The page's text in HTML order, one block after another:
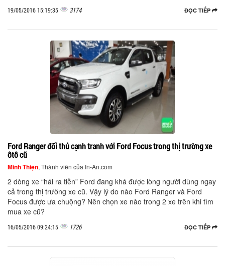
ĐỌC TIẾP
19/05/2016 15:19:35 3174
Ford Ranger đối thủ cạnh tranh với Ford Focus trong thị trường xe
ôtô cũ
Minh Thiện, Thành viên của In-An.com
2 dòng xe “hái ra tiền” Ford đang khá được lòng người dùng ngay
cả trong thị trường xe cũ. Vậy lý do nào Ford Ranger và Ford
Focus được ưa chuộng? Nên chọn xe nào trong 2 xe trên khi tìm
mua xe cũ?
ĐỌC TIẾP
16/05/2016 09:24:15 1726